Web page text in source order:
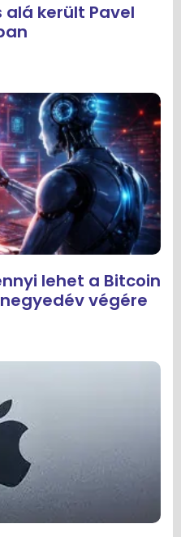
alá került Pavel
lehet a Bitcoin
végére